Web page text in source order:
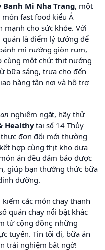
Banh Mi Nha Trang, một
món fast food kiểu Á
mạnh cho sức khỏe. Với
quán là điểm lý tưởng để
mì nướng giòn rụm,
cùng một chút thịt nướng
bữa sáng, trưa cho đến
hàng tận nơi và hỗ trợ
nghiêm ngặt, hãy thử
Healthytại số 14 Thủy
thực đơn đổi mới thường
hợp cùng thịt kho dưa
ăn đều đảm bảo được
giúp bạn thưởng thức bữa
dưỡng.
các món chay thanh
quán chay nổi bật khác
từ cộng đồng những
tuyến. Tin tôi đi, bữa ăn
trải nghiệm bất ngờ!